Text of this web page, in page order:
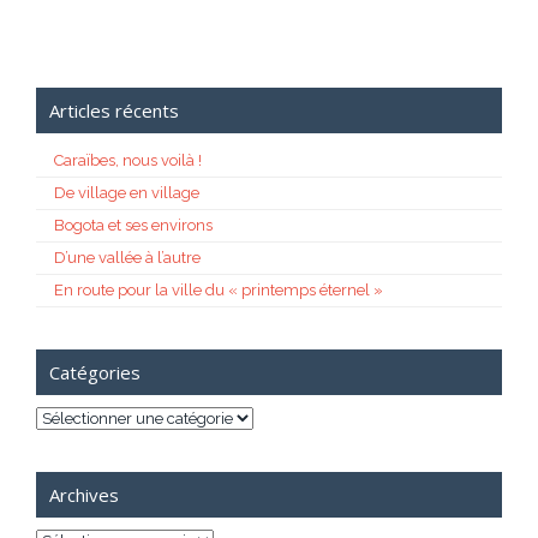
Articles récents
Caraïbes, nous voilà !
De village en village
Bogota et ses environs
D’une vallée à l’autre
En route pour la ville du « printemps éternel »
Catégories
Catégories
Archives